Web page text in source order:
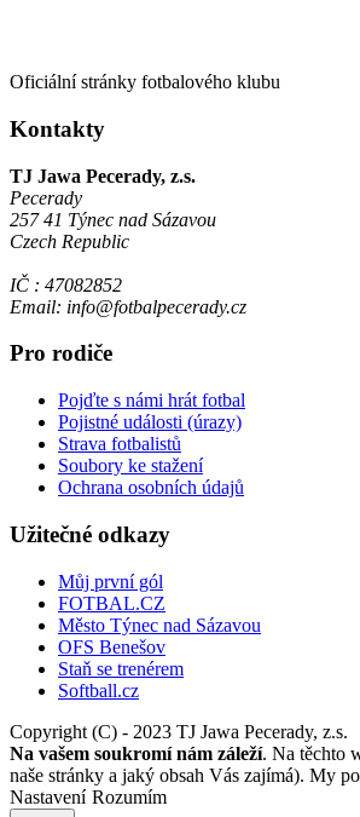
Oficiální stránky fotbalového klubu
Kontakty
TJ Jawa Pecerady, z.s.
Pecerady
257 41 Týnec nad Sázavou
Czech Republic
IČ : 47082852
Email: info@fotbalpecerady.cz
Pro rodiče
Pojďte s námi hrát fotbal
Pojistné události (úrazy)
Strava fotbalistů
Soubory ke stažení
Ochrana osobních údajů
Užitečné odkazy
Můj první gól
FOTBAL.CZ
Město Týnec nad Sázavou
OFS Benešov
Staň se trenérem
Softball.cz
Copyright (C) - 2023 TJ Jawa Pecerady, z.s.
Na vašem soukromí nám záleží. Na těchto
naše stránky a jaký obsah Vás zajímá). My
Nastavení Rozumím